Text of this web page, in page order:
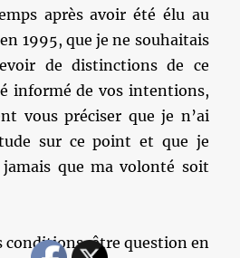
après avoir été élu au
1995, que je ne souhaitais
de distinctions de ce
informé de vos intentions,
vous préciser que je n’ai
sur ce point et que je
que ma volonté soit
conditions, être question en